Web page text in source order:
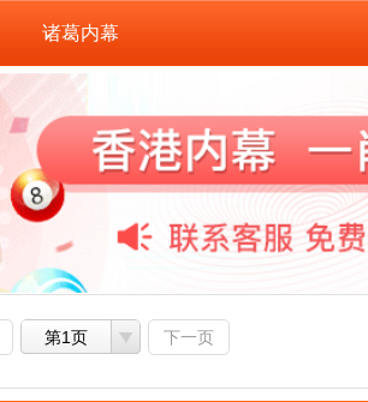
诸葛内幕
第1页 下一页